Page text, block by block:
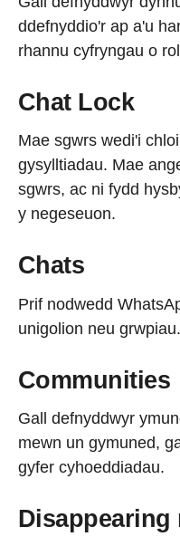
ddefnyddio'r ap a'u
rhannu cyfryngau o
Chat Lock
Mae sgwrs wedi'i
gysylltiadau. Mae
sgwrs, ac ni fydd
y negeseuon.
Chats
Prif nodwedd
unigolion neu grwpiau.
Communities
Gall defnyddwyr
mewn un gymuned,
gyfer cyhoeddiadau.
Disappearing